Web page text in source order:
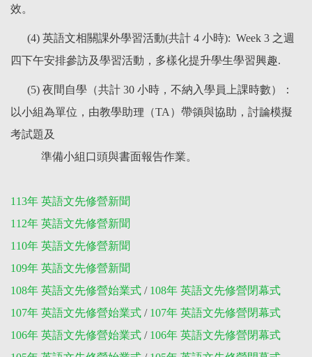
效。
(4) 英語文相關課外學習活動(共計 4 小時): Week 3 之週
四下午安排參訪及學習活動，多樣化提升學生學習興趣.
(5) 夜間自學（共計 30 小時，不納入學員上課時數）：
以小組為單位，由教學助理（TA）帶領與協助，討論模擬
考試題及
準備小組口頭與書面報告作業。
113年 英語文先修營新聞
112年 英語文先修營新聞
110年 英語文先修營新聞
109年 英語文先修營新聞
108年 英語文先修營始業式 / 108年 英語文先修營閉幕式
107年 英語文先修營始業式 / 107年 英語文先修營閉幕式
106年 英語文先修營始業式 / 106年 英語文先修營閉幕式